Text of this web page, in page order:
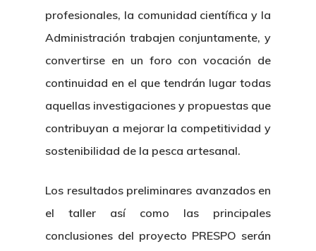
profesionales, la comunidad científica y la
Administración trabajen conjuntamente, y
convertirse en un foro con vocación de
continuidad en el que tendrán lugar todas
aquellas investigaciones y propuestas que
contribuyan a mejorar la competitividad y
sostenibilidad de la pesca artesanal.
Los resultados preliminares avanzados en
el taller así como las principales
conclusiones del proyecto PRESPO serán